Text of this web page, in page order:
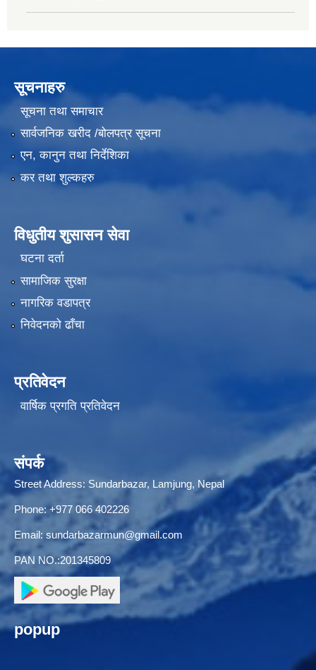
सूचनाहरु
सूचना तथा समाचार
सार्वजनिक खरीद /बोलपत्र सूचना
एन, कानुन तथा निर्देशिका
कर तथा शुल्कहरु
विधुतीय शुसासन सेवा
घटना दर्ता
सामाजिक सुरक्षा
नागरिक वडापत्र
निवेदनको ढाँचा
प्रतिवेदन
वार्षिक प्रगति प्रतिवेदन
संपर्क
Street Address: Sundarbazar, Lamjung, Nepal
Phone: +977 066 402226
Email: sundarbazarmun@gmail.com
PAN NO.:201345809
popup